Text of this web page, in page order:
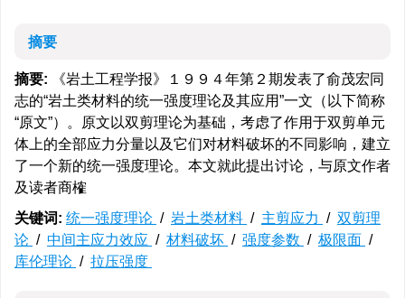
摘要
摘要: 《岩土工程学报》１９９４年第２期发表了俞茂宏同
志的“岩土类材料的统一强度理论及其应用”一文（以下简称
“原文”）。原文以双剪理论为基础，考虑了作用于双剪单元
体上的全部应力分量以及它们对材料破坏的不同影响，建立
了一个新的统一强度理论。本文就此提出讨论，与原文作者
及读者商榷
关键词: 统一强度理论 / 岩土类材料 / 主剪应力 / 双剪理
论 / 中间主应力效应 / 材料破坏 / 强度参数 / 极限面 /
库伦理论 / 拉压强度